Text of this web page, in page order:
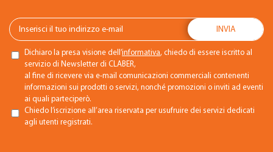
Dichiaro la presa visione dell’informativa, chiedo di essere iscritto al
servizio di Newsletter di CLABER,
al fine di ricevere via e-mail comunicazioni commerciali contenenti
informazioni sui prodotti o servizi, nonché promozioni o inviti ad eventi
ai quali parteciperò.
Chiedo l’iscrizione all’area riservata per usufruire dei servizi dedicati
agli utenti registrati.